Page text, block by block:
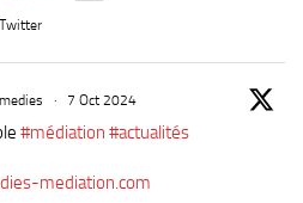
Twitter
· 7 Oct 2024
#médiation #actualités
mediation.com